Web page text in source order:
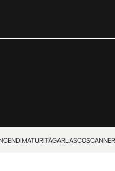
MATURITÀGARLASCOSCANNER